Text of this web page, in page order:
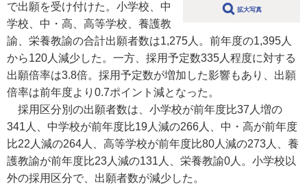
拡大写真
で出願を受け付けた。小学校、中
学校、中・高、高等学校、養護教
諭、栄養教諭の合計出願者数は1,275人。前年度の1,395人
から120人減少した。一方、採用予定数335人程度に対する
出願倍率は3.8倍。採用予定数が増加した影響もあり、出願
倍率は前年度より0.7ポイント減となった。
採用区分別の出願者数は、小学校が前年度比37人増の
341人、中学校が前年度比19人減の266人、中・高が前年度
比22人減の264人、高等学校が前年度比80人減の273人、養
護教諭が前年度比23人減の131人、栄養教諭0人。小学校以
外の採用区分で、出願者数が減少した。